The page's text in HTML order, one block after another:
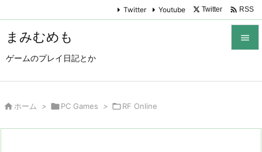
まみむめも
ゲームのプレイ日記とか

Twitter Youtube Twitter  RSS
 ホーム > PC Games > RF Online